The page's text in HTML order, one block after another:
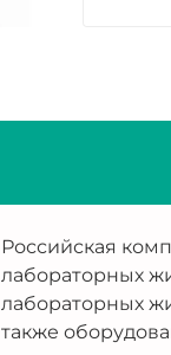
Российская
лабораторных
лабораторных
также